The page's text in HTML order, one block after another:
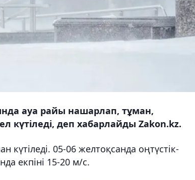
ауа райы нашарлап, тұман,
күтіледі, деп хабарлайды Zakon.kz.
күтіледі. 05-06 желтоқсанда оңтүстік-
екпіні 15-20 м/с.